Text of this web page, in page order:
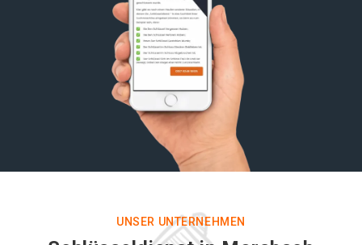
UNSER UNTERNEHMEN